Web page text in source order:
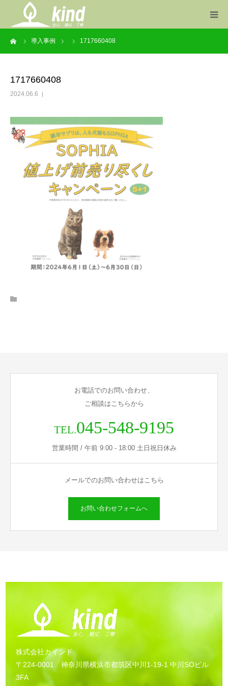
導入事例 1717660408
1717660408
2024.06.6
お電話でのお問い合わせ、
ご相談はこちらから
TEL.045-548-9195
営業時間 / 午前 9:00 - 18:00 土日祝日休み
メールでのお問い合わせはこちら
お問い合わせフォームへ
株式会社カインド
〒224-0001 神奈川県横浜市都筑区中川1-19-1 中川SOビル
3FA
事業案内
会社概要